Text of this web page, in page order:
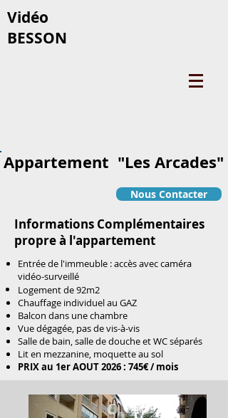
Vidéo
BESSON
Appartement "Les Arcades"
Nous Contacter
Informations Complémentaires
propre à l'appartement
Entrée de l'immeuble : accès avec caméra
vidéo-surveillé
Logement de 92m2
Chauffage individuel au GAZ
Balcon dans une chambre
Vue dégagée, pas de vis-à-vis
Salle de bain, salle de douche et WC séparés
Lit en mezzanine, moquette au sol
PRIX au 1er AOUT 2026 : 745€ / mois